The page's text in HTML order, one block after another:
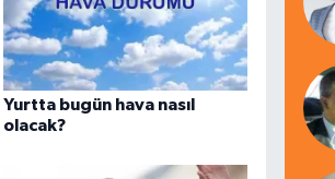
Yurtta bugün hava nasıl
olacak?